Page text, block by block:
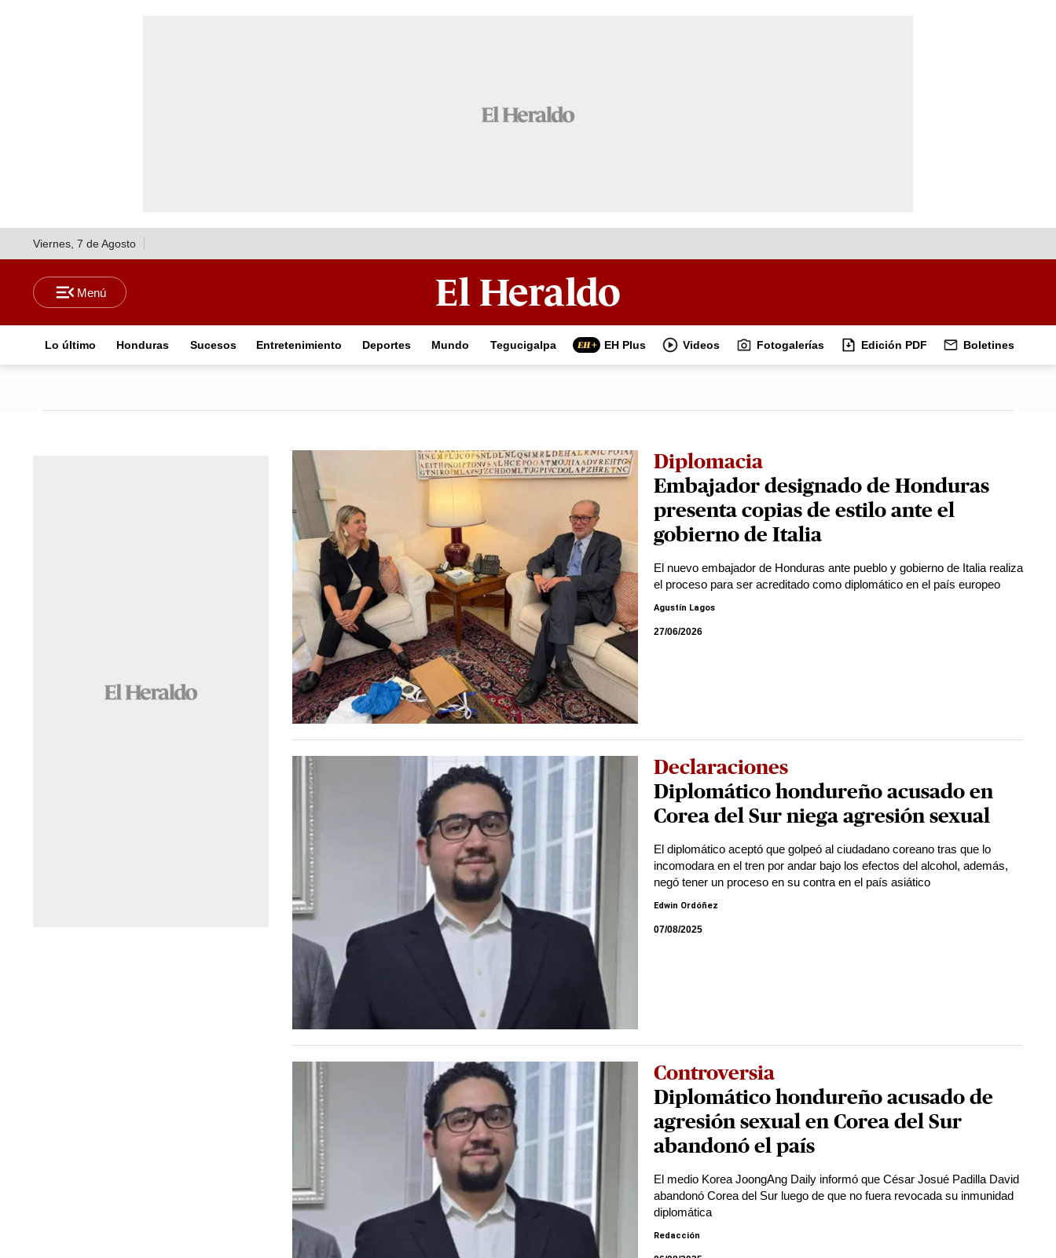
Viernes, 7 de Agosto
Lo último Honduras Sucesos Entretenimiento Deportes Mundo Tegucigalpa EH Plus Videos Fotogalerías Edición PDF Boletines
Diplomacia
Embajador designado de Honduras
presenta copias de estilo ante el
gobierno de Italia
El nuevo embajador de Honduras ante pueblo y gobierno de Italia realiza
el proceso para ser acreditado como diplomático en el país europeo
Agustín Lagos
27/06/2026
Declaraciones
Diplomático hondureño acusado en
Corea del Sur niega agresión sexual
El diplomático aceptó que golpeó al ciudadano coreano tras que lo
incomodara en el tren por andar bajo los efectos del alcohol, además,
negó tener un proceso en su contra en el país asiático
Edwin Ordóñez
07/08/2025
Controversia
Diplomático hondureño acusado de
agresión sexual en Corea del Sur
abandonó el país
El medio Korea JoongAng Daily informó que César Josué Padilla David
abandonó Corea del Sur luego de que no fuera revocada su inmunidad
diplomática
Redacción